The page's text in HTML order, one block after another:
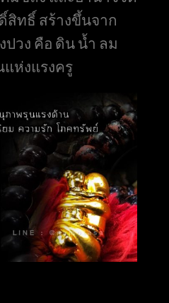
สิทธิ์ สร้างขึ้นจาก
วง คือ ดิน น้ำ ลม
ห่งแรงครู